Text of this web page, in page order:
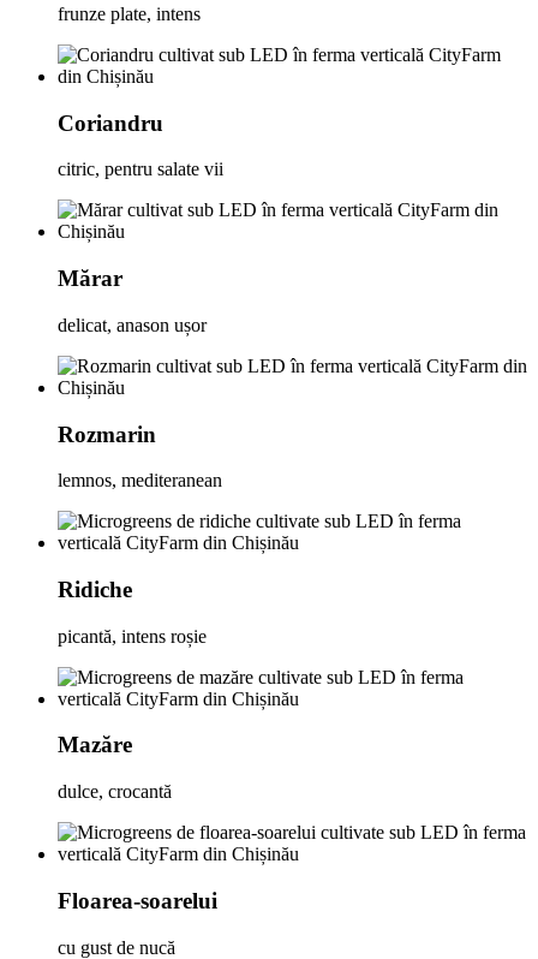
frunze plate, intens
Coriandru
citric, pentru salate vii
Mărar
delicat, anason ușor
Rozmarin
lemnos, mediteranean
Ridiche
picantă, intens roșie
Mazăre
dulce, crocantă
Floarea-soarelui
cu gust de nucă